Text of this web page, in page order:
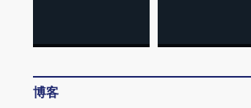
博客